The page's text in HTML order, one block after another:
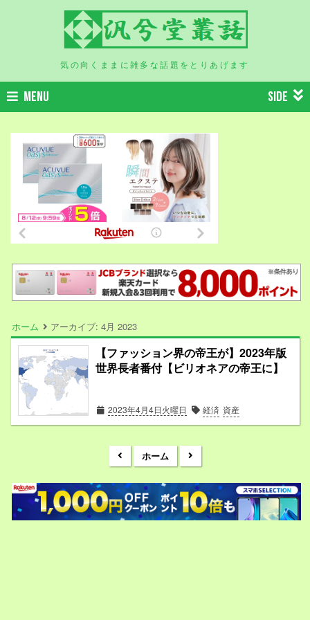
気の向くままに雑多な話題をとりあげます
MENU SIDE
ホーム アーカイブ: 4月 2023
【ファッション界の帝王が】2023年版
世界長者番付【ビリオネアの帝王に】
2023年4月4日火曜日 経済 資産
ホーム